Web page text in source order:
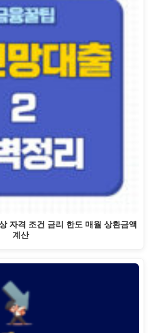
자격 조건 금리 한도 매월 상환금액
계산